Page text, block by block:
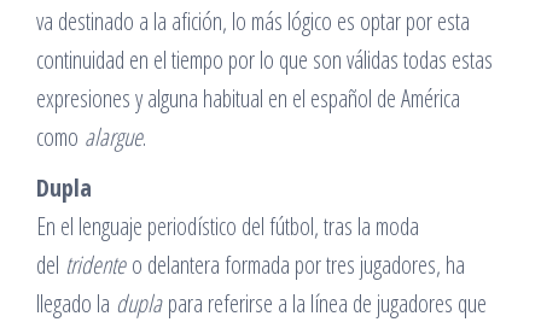
va destinado a la afición, lo más lógico es optar por esta
continuidad en el tiempo por lo que son válidas todas estas
expresiones y alguna habitual en el español de América
como alargue.
Dupla
En el lenguaje periodístico del fútbol, tras la moda
del tridenteo delantera formada por tres jugadores, ha
llegado la duplapara referirse a la línea de jugadores que